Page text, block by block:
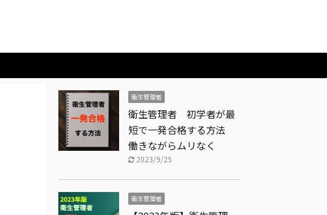
衛生管理者
衛生管理者 初学者が最
短で一発合格する方法
働きながらムリなく
2023/9/25
衛生管理者